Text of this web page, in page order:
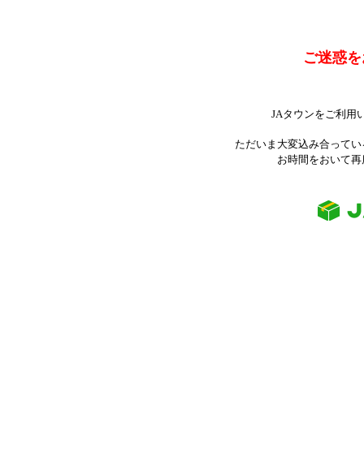
ご迷惑
JAタウンをご利用
ただいま大変込み合って
お時間をおいて